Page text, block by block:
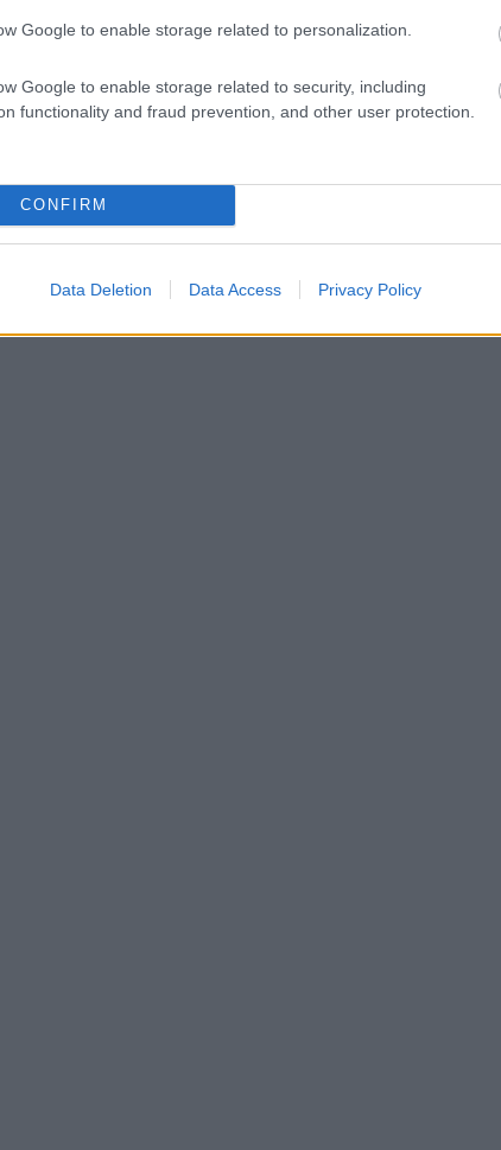
Google to enable storage related to personalization.
Google to enable storage related to security, including
functionality and fraud prevention, and other user protection.
CONFIRM
Data Deletion Data Access Privacy Policy